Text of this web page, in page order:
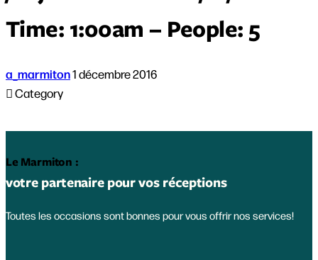
Time: 1:00am – People: 5
a_marmiton1 décembre 2016
Category
Le Marmiton :
votre partenaire pour vos réceptions
Toutes les occasions sont bonnes pour vous offrir nos services!